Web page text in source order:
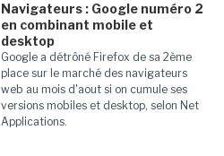
Navigateurs : Google numéro 2
en combinant mobile et
desktop
Google a détrôné Firefox de sa 2ème
place sur le marché des navigateurs
web au mois d'aout si on cumule ses
versions mobiles et desktop, selon Net
Applications.